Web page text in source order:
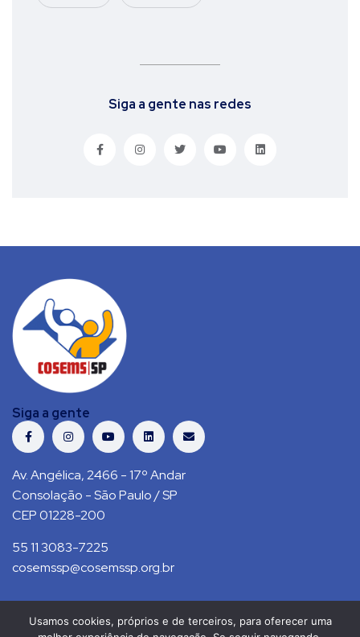
Siga a gente nas redes
Siga a gente
Av. Angélica, 2466 - 17º Andar
Consolação - São Paulo / SP
CEP 01228-200
55 11 3083-7225
cosemssp@cosemssp.org.br
Usamos cookies, próprios e de terceiros, para oferecer uma